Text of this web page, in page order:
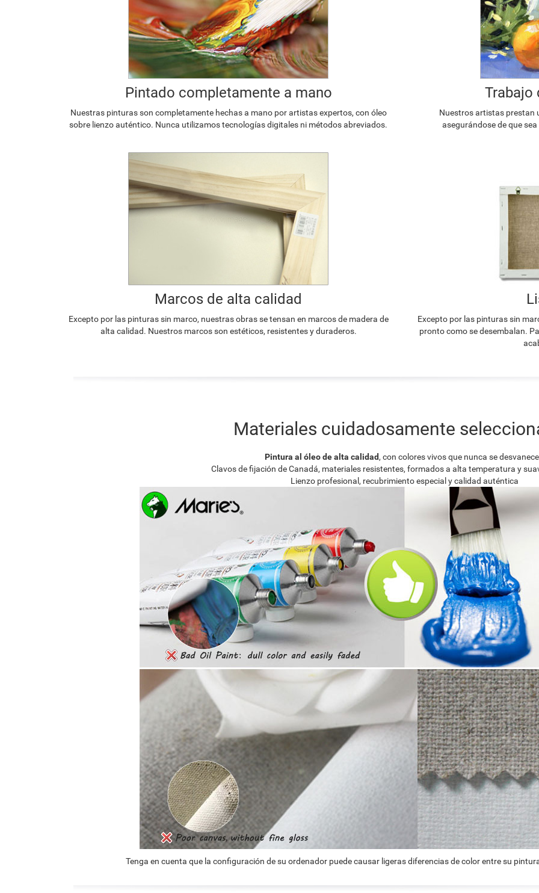
Pintado completamente a mano
Nuestras pinturas son completamente hechas a mano por artistas expertos, con óleo
sobre lienzo auténtico. Nunca utilizamos tecnologías digitales ni métodos abreviados.
Trabajo
Nuestros artistas prestan
asegurándose de que
Marcos de alta calidad
Excepto por las pinturas sin marco, nuestras obras se tensan en marcos de madera de
alta calidad. Nuestros marcos son estéticos, resistentes y duraderos.
Excepto por las pinturas sin
pronto como se desembalan.
Materiales cuidadosamente
Pintura al óleo de alta calidad, con colores vivos que nunca se
Clavos de fijación de Canadá, materiales resistentes, formados a alta temperatura y
Lienzo profesional, recubrimiento especial y calidad auténtica
Tenga en cuenta que la configuración de su ordenador puede causar ligeras diferencias de color entre su